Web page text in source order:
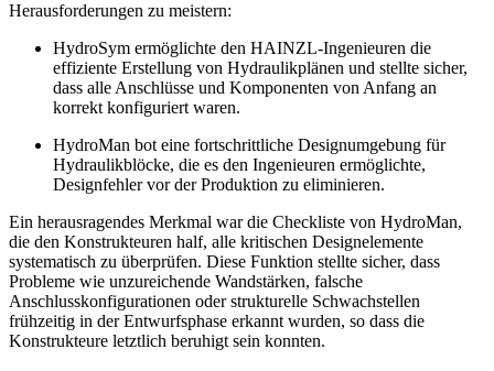
Herausforderungen zu meistern:
HydroSym ermöglichte den HAINZL-Ingenieuren die
effiziente Erstellung von Hydraulikplänen und stellte sicher,
dass alle Anschlüsse und Komponenten von Anfang an
korrekt konfiguriert waren.
HydroMan bot eine fortschrittliche Designumgebung für
Hydraulikblöcke, die es den Ingenieuren ermöglichte,
Designfehler vor der Produktion zu eliminieren.
Ein herausragendes Merkmal war die Checkliste von HydroMan,
die den Konstrukteuren half, alle kritischen Designelemente
systematisch zu überprüfen. Diese Funktion stellte sicher, dass
Probleme wie unzureichende Wandstärken, falsche
Anschlusskonfigurationen oder strukturelle Schwachstellen
frühzeitig in der Entwurfsphase erkannt wurden, so dass die
Konstrukteure letztlich beruhigt sein konnten.